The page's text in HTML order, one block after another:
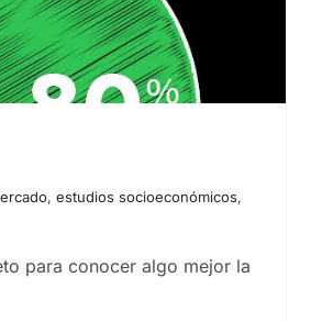
, estudios socioeconómicos,
para conocer algo mejor la